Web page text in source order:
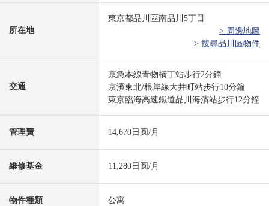
所在地
東京都品川區南品川5丁目
> 周邊地圖
> 搜尋品川區物件
交通
京急本線青物橫丁站步行2分鐘
京濱東北/根岸線大井町站步行10分鐘
東京臨海高速鐵道品川海濱站步行12分鐘
管理費 14,670日圆/月
維修基金 11,280日圆/月
物件種類 公寓